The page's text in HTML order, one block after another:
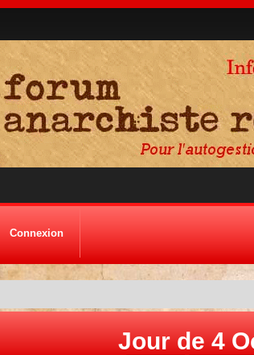
Connexion
Jour de 4